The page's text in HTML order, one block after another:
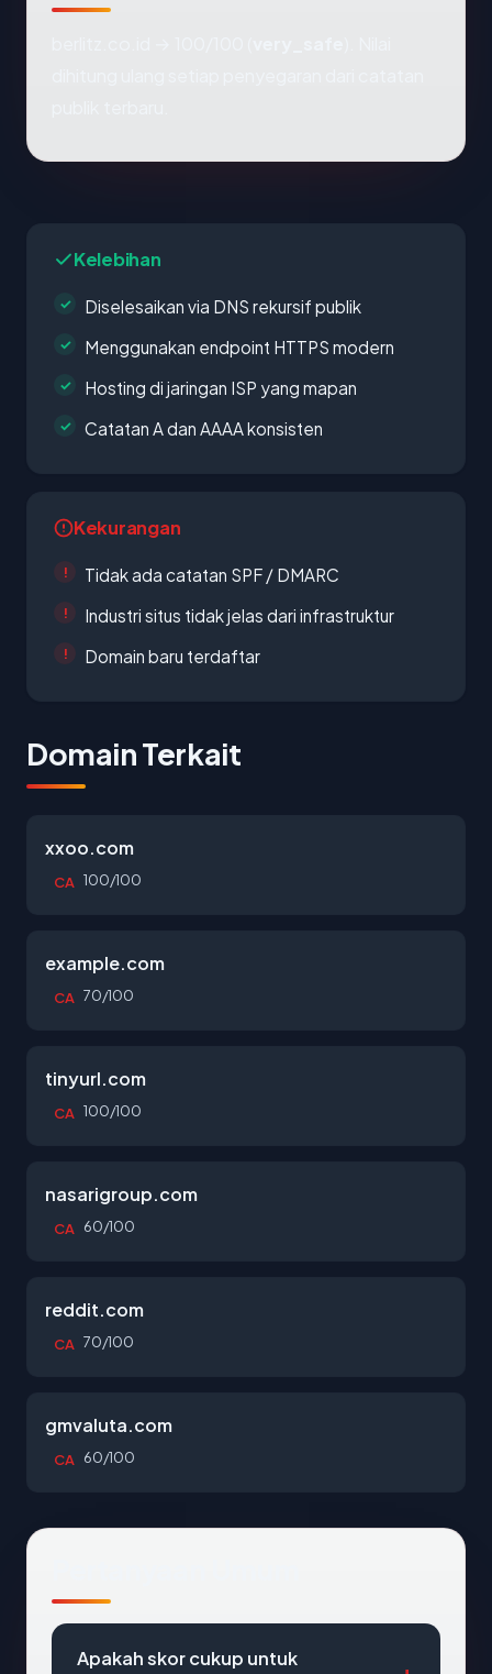
Kelebihan
Diselesaikan via DNS rekursif publik
Menggunakan endpoint HTTPS modern
Hosting di jaringan ISP yang mapan
Catatan A dan AAAA konsisten
Kekurangan
Tidak ada catatan SPF / DMARC
Industri situs tidak jelas dari infrastruktur
Domain baru terdaftar
Domain Terkait
xxoo.com
CA 100/100
example.com
CA 70/100
tinyurl.com
CA 100/100
nasarigroup.com
CA 60/100
reddit.com
CA 70/100
gmvaluta.com
CA 60/100
Apakah skor cukup untuk